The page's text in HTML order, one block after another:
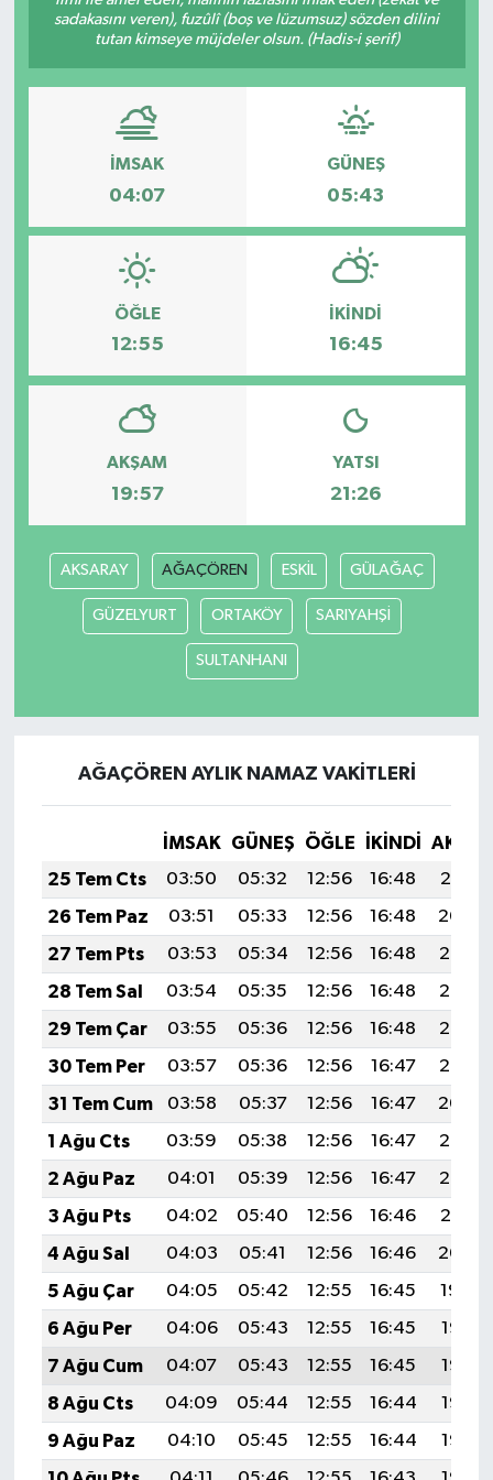
sadakasını veren), fuzûlî (boş ve lüzumsuz) sözden dilini
tutan kimseye müjdeler olsun. (Hadis-i şerif)
İMSAK
04:07
GÜNEŞ
05:43
ÖĞLE
12:55
İKINDI
16:45
AKŞAM
19:57
YATSI
21:26
AKSARAY AĞAÇÖREN ESKİL GÜLAĞAÇ
GÜZELYURT ORTAKÖY SARIYAHŞİ
SULTANHANI
AĞAÇÖREN AYLIK NAMAZ VAKITLERI
İMSAK GÜNEŞ ÖĞLE İKINDI
25 Tem Cts
03:50 05:32 12:56 16:48
20:10
26 Tem Paz
03:51 05:33 12:56 16:48
20:09
27 Tem Pts
03:53 05:34 12:56 16:48
20:08
28 Tem Sal
03:54 05:35 12:56 16:48
20:07
29 Tem Çar
03:55 05:36 12:56 16:48
20:06
30 Tem Per
03:57 05:36 12:56 16:47
20:05
31 Tem Cum
03:58 05:37 12:56 16:47
20:04
1 Ağu Cts
03:59 05:38 12:56 16:47
20:03
2 Ağu Paz
04:01 05:39 12:56 16:47
20:02
3 Ağu Pts
04:02 05:40 12:56 16:46
20:01
4 Ağu Sal
04:03 05:41 12:56 16:46
20:00
5 Ağu Çar
04:05 05:42 12:55 16:45
19:59
6 Ağu Per
04:06 05:43 12:55 16:45
19:58
7 Ağu Cum
04:07 05:43 12:55 16:45
19:57
8 Ağu Cts
04:09 05:44 12:55 16:44
19:56
9 Ağu Paz
04:10 05:45 12:55 16:44
19:55
SAĞLIK
BÖLGE
KEŞFET
POPÜLER
DÜNYA
TREND
MEDYA
OTOMOTİV
YAŞAM
KÜLTÜR SANAT